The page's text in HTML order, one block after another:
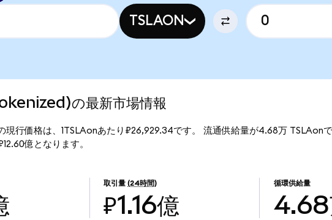
TSLAON
の最新市場情報
現行価格は、1TSLAonあたり₽26,929.34です。 流通供給量が4.68万 TSLAon
億となります。
取引量 (24時間)
₽1.16億
循環供給量
4.68